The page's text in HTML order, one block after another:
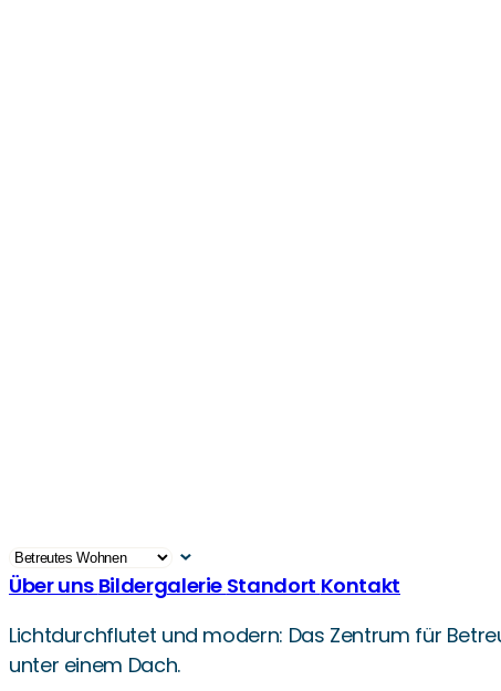
Über uns Bildergalerie Standort Kontakt
Lichtdurchflutet und modern: Das Zentrum für
unter einem Dach.